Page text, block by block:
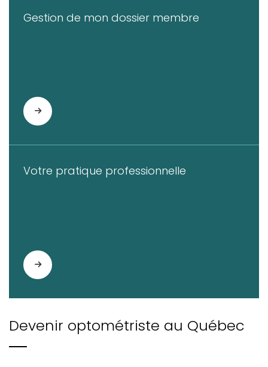
Gestion de mon dossier membre
Votre pratique professionnelle
Devenir optométriste au Québec